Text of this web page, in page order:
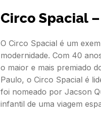
Circo Spacial
O Circo Spacial é um
modernidade. Com 40
o maior e mais premiado
Paulo, o Circo Spacial é
foi nomeado por Jacson
infantil de uma viagem